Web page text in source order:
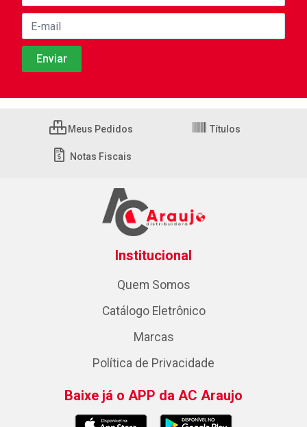
Meus Pedidos Títulos
Notas Fiscais
Institucional
Quem Somos
Catálogo Eletrônico
Marcas
Política de Privacidade
Baixe já o APP da AC Araujo